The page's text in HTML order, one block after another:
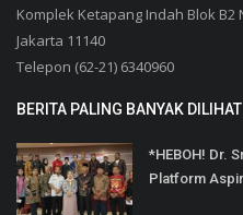
Komplek Ketapang Indah Blok B2
Jakarta 11140
Telepon (62-21) 6340960
BERITA PALING BANYAK DILIHAT
*HEBOH! Dr.
Platform